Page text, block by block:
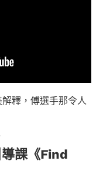
釋，傅選手那令人
課《Find